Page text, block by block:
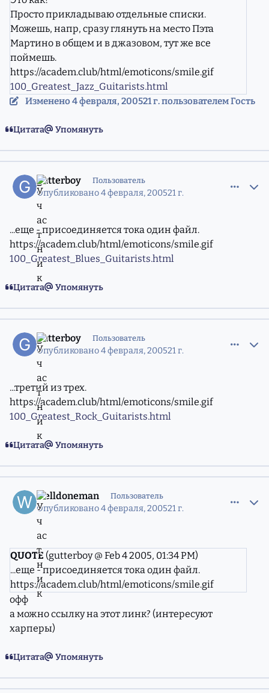
Просто прикладываю отдельные списки.
Можешь, напр, сразу глянуть на место Пэта
Мартино в общем и в джазовом, тут же все
поймешь.
https://academ.club/html/emoticons/smile.gif
100_Greatest_Jazz_Guitarists.html
Изменено4 февраля, 200521 г.пользователем Гость
Цитата Упомянуть
gutterboy Пользователь
Опубликовано4 февраля, 200521 г.
...еще - присоединяется тока один файл.
https://academ.club/html/emoticons/smile.gif
100_Greatest_Blues_Guitarists.html
Цитата Упомянуть
gutterboy Пользователь
Опубликовано4 февраля, 200521 г.
...третий из трех.
https://academ.club/html/emoticons/smile.gif
100_Greatest_Rock_Guitarists.html
Цитата Упомянуть
welldoneman Пользователь
Опубликовано4 февраля, 200521 г.
QUOTE (gutterboy @ Feb 4 2005, 01:34 PM)
...еще - присоединяется тока один файл.
https://academ.club/html/emoticons/smile.gif
офф
а можно ссылку на этот линк? (интересуют
харперы)
Цитата Упомянуть